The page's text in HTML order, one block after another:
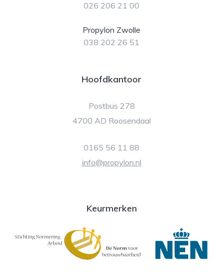
026 206 21 00
Propylon Zwolle
038 202 26 51
Hoofdkantoor
Postbus 278
4700 AD Roosendaal
0165 56 11 88
info@propylon.nl
Keurmerken